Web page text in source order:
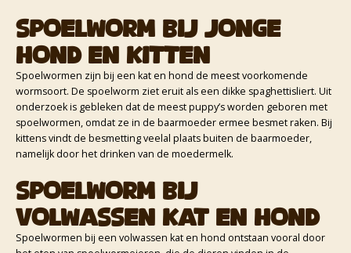
Spoelworm bij jonge
hond en kitten
Spoelwormen zijn bij een kat en hond de meest voorkomende
wormsoort. De spoelworm ziet eruit als een dikke spaghettisliert. Uit
onderzoek is gebleken dat de meest puppy’s worden geboren met
spoelwormen, omdat ze in de baarmoeder ermee besmet raken. Bij
kittens vindt de besmetting veelal plaats buiten de baarmoeder,
namelijk door het drinken van de moedermelk.
Spoelworm bij
volwassen kat en hond
Spoelwormen bij een volwassen kat en hond ontstaan vooral door